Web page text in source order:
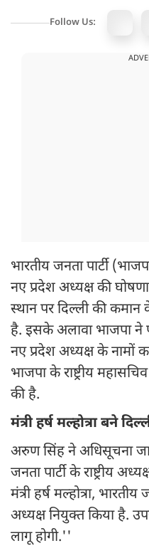
Follow Us:
भारतीय जनता पार्टी
नए प्रदेश अध्यक्ष की
स्थान पर दिल्ली की कमान
है. इसके अलावा भाजपा ने
नए प्रदेश अध्यक्ष के नामों
भाजपा के राष्ट्रीय
की है.
मंत्री हर्ष मल्होत्रा बने
अरुण सिंह ने अधिसूचना
जनता पार्टी के राष्ट्रीय
मंत्री हर्ष मल्होत्रा,
अध्यक्ष नियुक्त किया है.
लागू होगी.''